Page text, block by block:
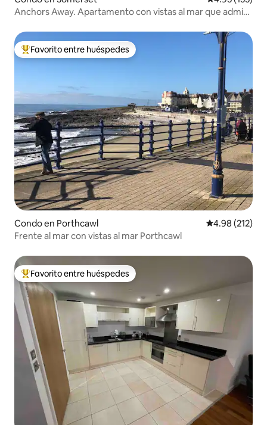
Anchors Away. Apartamento con vistas al mar que admite
Favorito entre huéspedes preferido
Favorito entre huéspedes
Condo en Porthcawl Calificación
4.98 (212)
Frente al mar con vistas al mar Porthcawl
Favorito entre huéspedes preferido
Favorito entre huéspedes